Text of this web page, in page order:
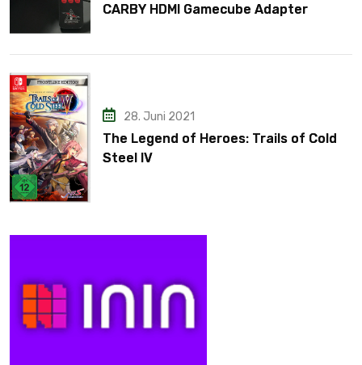
CARBY HDMI Gamecube Adapter
28. Juni 2021
The Legend of Heroes: Trails of Cold
Steel IV